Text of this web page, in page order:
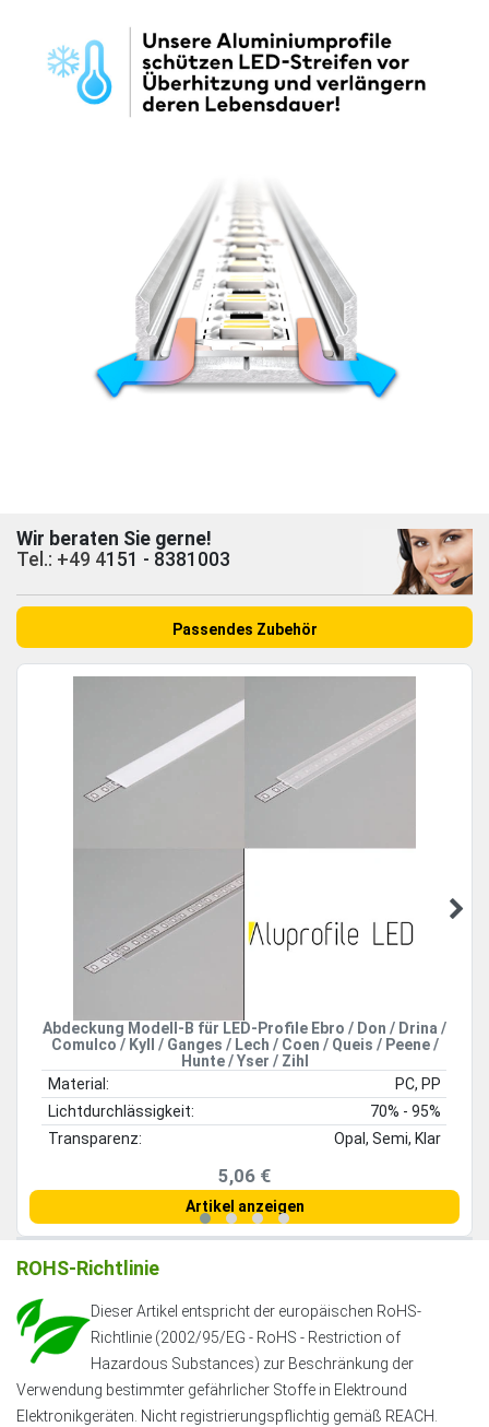
Wir beraten Sie gerne!
Tel.: +49 4151 - 8381003
Passendes Zubehör
Abdeckung Modell-B für LED-Profile Ebro / Don / Drina /
Comulco / Kyll / Ganges / Lech / Coen / Queis / Peene /
Hunte / Yser / Zihl
Material:
PC, PP
Lichtdurchlässigkeit:
70% - 95%
Transparenz:
Opal, Semi, Klar
5,06 €
Artikel anzeigen
ROHS-Richtlinie
Dieser Artikel entspricht der europäischen RoHS-
Richtlinie (2002/95/EG - RoHS - Restriction of
Hazardous Substances) zur Beschränkung der
Verwendung bestimmter gefährlicher Stoffe in Elektround
Elektronikgeräten. Nicht registrierungspflichtig gemäß REACH.